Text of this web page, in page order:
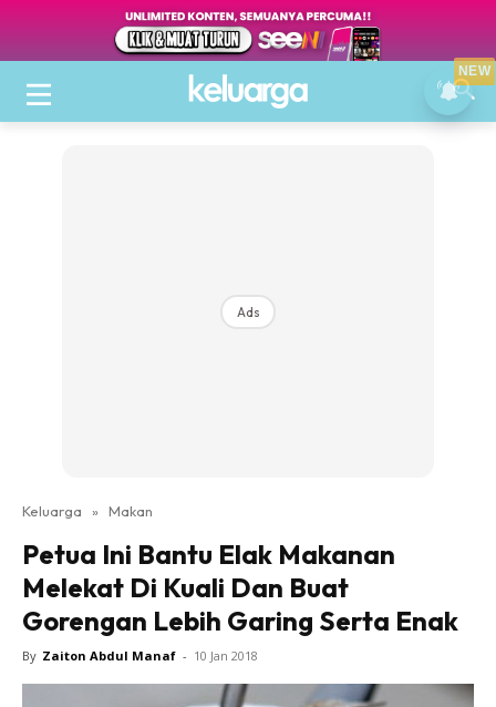
Ads
Keluarga » Makan
Petua Ini Bantu Elak Makanan
Melekat Di Kuali Dan Buat
Gorengan Lebih Garing Serta Enak
By Zaiton Abdul Manaf - 10 Jan 2018
NEW